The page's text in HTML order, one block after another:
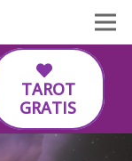
TAROT
GRATIS